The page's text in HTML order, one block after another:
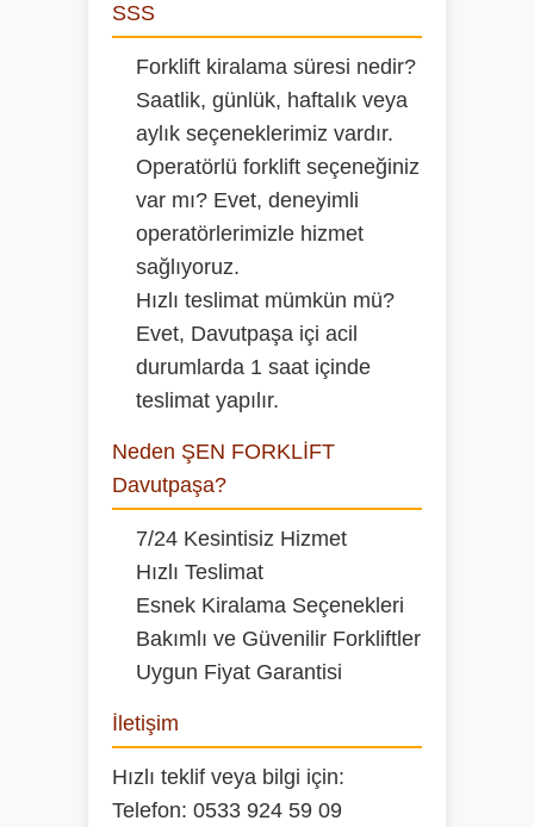
SSS
Forklift kiralama süresi nedir?
Saatlik, günlük, haftalık veya
aylık seçeneklerimiz vardır.
Operatörlü forklift seçeneğiniz
var mı? Evet, deneyimli
operatörlerimizle hizmet
sağlıyoruz.
Hızlı teslimat mümkün mü?
Evet, Davutpaşa içi acil
durumlarda 1 saat içinde
teslimat yapılır.
Neden ŞEN FORKLİFT
Davutpaşa?
7/24 Kesintisiz Hizmet
Hızlı Teslimat
Esnek Kiralama Seçenekleri
Bakımlı ve Güvenilir Forkliftler
Uygun Fiyat Garantisi
İletişim
Hızlı teklif veya bilgi için:
Telefon: 0533 924 59 09